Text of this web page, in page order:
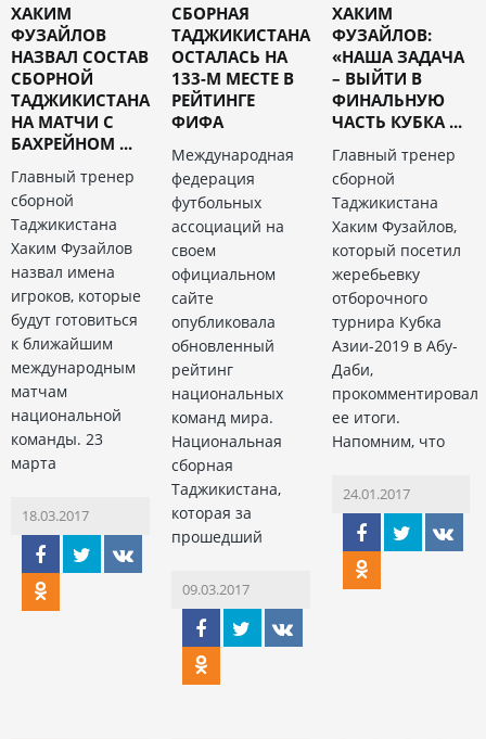
ХАКИМ
ФУЗАЙЛОВ
НАЗВАЛ СОСТАВ
СБОРНОЙ
ТАДЖИКИСТАНА
НА МАТЧИ С
БАХРЕЙНОМ ...
Главный тренер
сборной
Таджикистана
Хаким Фузайлов
назвал имена
игроков, которые
будут готовиться
к ближайшим
международным
матчам
национальной
команды. 23
марта
18.03.2017
СБОРНАЯ
ТАДЖИКИСТАНА
ОСТАЛАСЬ НА
133-М МЕСТЕ В
РЕЙТИНГЕ
ФИФА
Международная
федерация
футбольных
ассоциаций на
своем
официальном
сайте
опубликовала
обновленный
рейтинг
национальных
команд мира.
Национальная
сборная
Таджикистана,
которая за
прошедший
09.03.2017
ХАКИМ
ФУЗАЙЛОВ:
«НАША ЗАДАЧА
– ВЫЙТИ В
ФИНАЛЬНУЮ
ЧАСТЬ КУБКА ...
Главный тренер
сборной
Таджикистана
Хаким Фузайлов,
который посетил
жеребьевку
отборочного
турнира Кубка
Азии-2019 в Абу-
Даби,
прокомментировал
ее итоги.
Напомним, что
24.01.2017